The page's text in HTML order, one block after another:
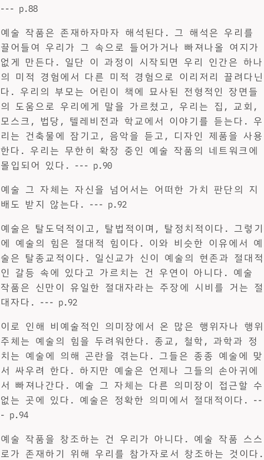
--- p.88
예술 작품은 존재하자마자 해석된다. 그 해석은 우리를
끌어들여 우리가 그 속으로 들어가거나 빠져나올 여지가
없게 만든다. 일단 이 과정이 시작되면 우리 인간은 하나
의 미적 경험에서 다른 미적 경험으로 이리저리 끌려다닌
다. 우리의 부모는 어린이 책에 묘사된 전형적인 장면들
의 도움으로 우리에게 말을 가르쳤고, 우리는 집, 교회,
모스크, 법당, 텔레비전과 학교에서 이야기를 듣는다. 우
리는 건축물에 잠기고, 음악을 듣고, 디자인 제품을 사용
한다. 우리는 무한히 확장 중인 예술 작품의 네트워크에
몰입되어 있다. --- p.90
예술 그 자체는 자신을 넘어서는 어떠한 가치 판단의 지
배도 받지 않는다. --- p.92
예술은 탈도덕적이고, 탈법적이며, 탈정치적이다. 그렇기
에 예술의 힘은 절대적 힘이다. 이와 비슷한 이유에서 예
술은 탈종교적이다. 일신교가 신이 예술의 현존과 절대적
인 갈등 속에 있다고 가르치는 건 우연이 아니다. 예술
작품은 신만이 유일한 절대자라는 주장에 시비를 거는 절
대자다. --- p.92
이로 인해 비예술적인 의미장에서 온 많은 행위자나 행위
주체는 예술의 힘을 두려워한다. 종교, 철학, 과학과 정
치는 예술에 의해 곤란을 겪는다. 그들은 종종 예술에 맞
서 싸우려 한다. 하지만 예술은 언제나 그들의 손아귀에
서 빠져나간다. 예술 그 자체는 다른 의미장이 접근할 수
없는 곳에 있다. 예술은 정확한 의미에서 절대적이다. --
- p.94
예술 작품을 창조하는 건 우리가 아니다. 예술 작품 스스
로가 존재하기 위해 우리를 참가자로서 창조하는 것이다.